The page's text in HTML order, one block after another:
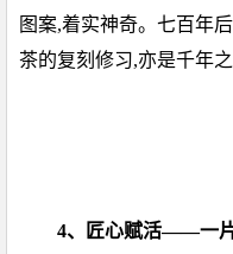
图案,着实神奇。七百年
茶的复刻修习,亦是千年
4、匠心赋活——一